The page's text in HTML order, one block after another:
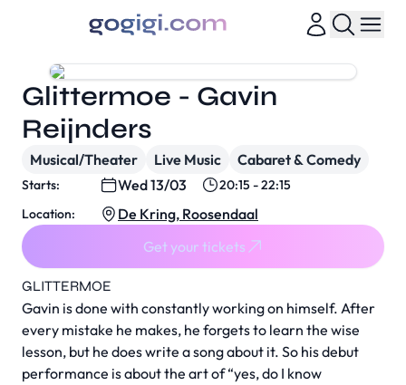
GLITTERMOE
Gavin is done with constantly working on himself. After
every mistake he makes, he forgets to learn the wise
lesson, but he does write a song about it. So his debut
performance is about the art of “yes, do I know
Glittermoe - Gavin
Reijnders
Musical/Theater Live Music Cabaret & Comedy
Starts: Wed 13/03
20:15 - 22:15
Location:
De Kring, Roosendaal
Get your tickets